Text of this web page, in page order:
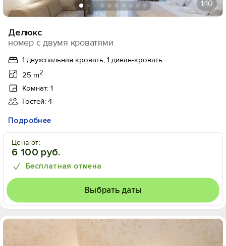
1/10
Делюкс
номер с двумя кроватями
1 двухспальная кровать, 1 диван-кровать
25 m2
Комнат: 1
Гостей: 4
Подробнее
Цена от:
6 100 руб.
Бесплатная отмена
Выбрать даты